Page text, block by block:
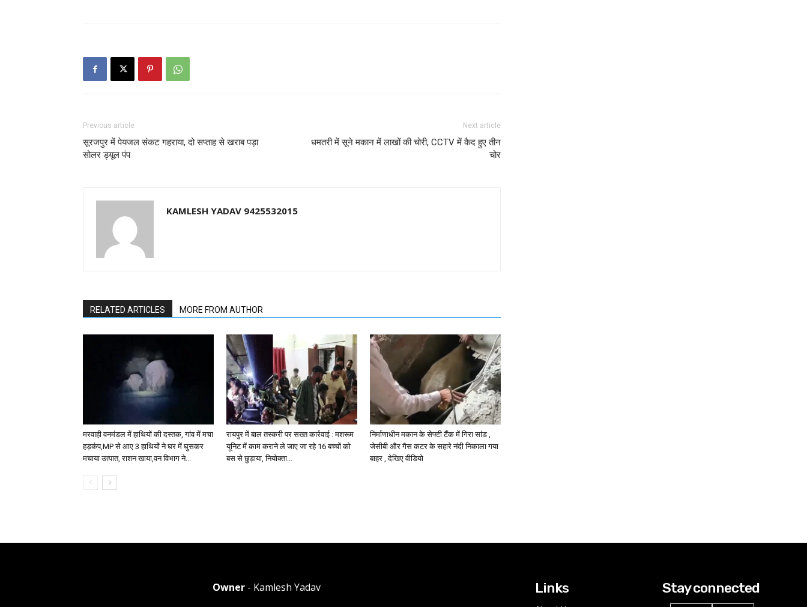
Previous article
सूरजपुर में पेयजल संकट गहराया, दो सप्ताह से खराब पड़ा
सोलर ड्यूल पंप
Next article
धमतरी में सूने मकान में लाखों की चोरी, CCTV में कैद हुए तीन
चोर
KAMLESH YADAV 9425532015
RELATED ARTICLES MORE FROM AUTHOR
मरवाही वनमंडल में हाथियों की दस्तक, गांव में मचा
हड़कंप,MP से आए 3 हाथियों ने घर में घुसकर
मचाया उत्पात, राशन खाया,वन विभाग ने...
रायपुर में बाल तस्करी पर सख्त कार्रवाई : मशरूम
यूनिट में काम कराने ले जाए जा रहे 16 बच्चों को
बस से छुड़ाया, नियोक्ता...
निर्माणाधीन मकान के सेफ्टी टैंक में गिरा सांड ,
जेसीबी और गैस कटर के सहारे नंदी निकाला गया
बाहर , देखिए वीडियो
Owner- Kamlesh Yadav Links Stay connected